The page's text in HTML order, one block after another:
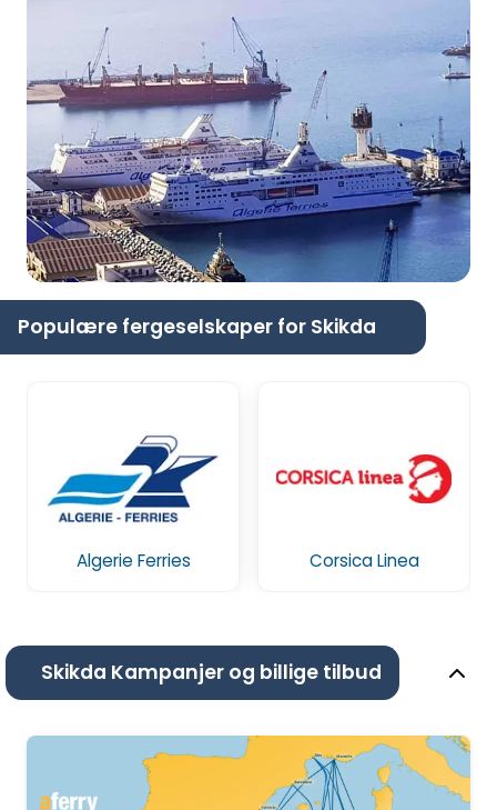
Populære fergeselskaper for Skikda
Algerie Ferries Corsica Linea
Skikda Kampanjer og billige tilbud